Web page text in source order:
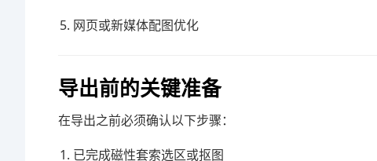
网页或新媒体配图优化
导出前的关键准备
在导出之前必须确认以下步骤：
已完成磁性套索选区或抠图